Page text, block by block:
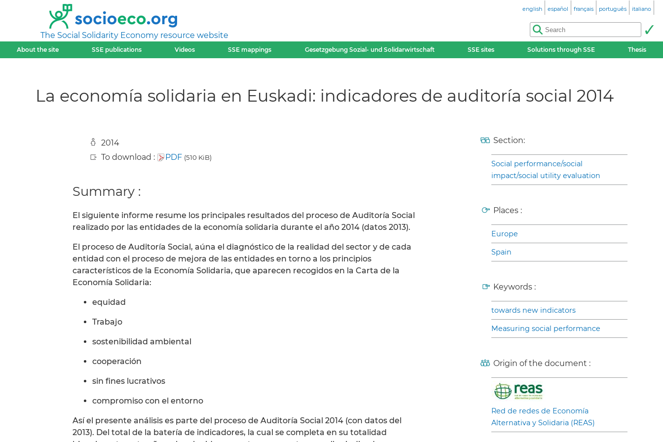
The Social Solidarity Economy resource website
english español français português italiano
About the site SSE publications Videos SSE mappings Gesetzgebung Sozial- und Solidarwirtschaft SSE sites Solutions through SSE Thesis
La economía solidaria en Euskadi: indicadores de auditoría social 2014
2014
To download :
PDF (510 KiB)
Summary :
El siguiente informe resume los principales resultados del proceso de Auditoría Social
realizado por las entidades de la economía solidaria durante el año 2014 (datos 2013).
El proceso de Auditoría Social, aúna el diagnóstico de la realidad del sector y de cada
entidad con el proceso de mejora de las entidades en torno a los principios
característicos de la Economía Solidaria, que aparecen recogidos en la Carta de la
Economía Solidaria:
equidad
Trabajo
sostenibilidad ambiental
cooperación
sin fines lucrativos
compromiso con el entorno
Así el presente análisis es parte del proceso de Auditoría Social 2014 (con datos del
2013). Del total de la batería de indicadores, la cual se completa en su totalidad
Section:
Social performance/social
impact/social utility evaluation
Places :
Europe
Spain
Keywords :
towards new indicators
Measuring social performance
Origin of the document :
Red de redes de Economía
Alternativa y Solidaria (REAS)